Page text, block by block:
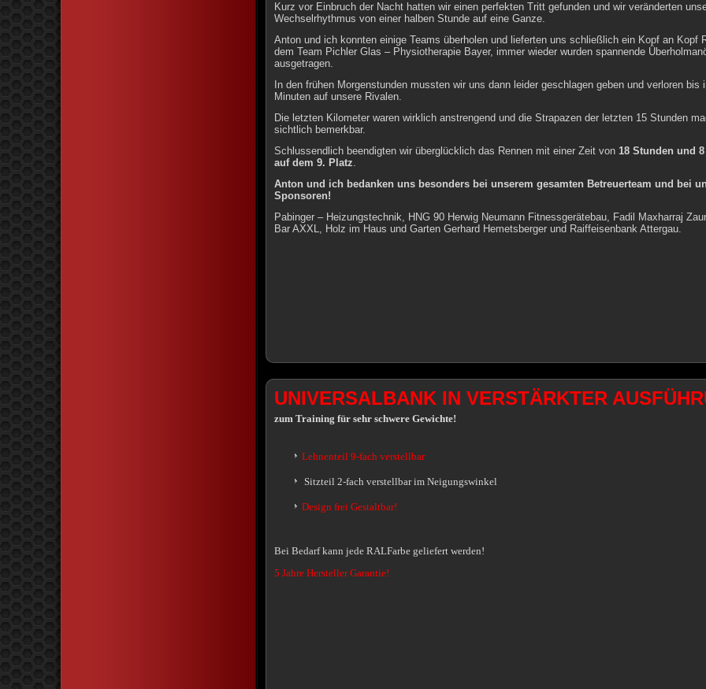
Kurz vor Einbruch der Nacht hatten wir einen perfekten Tritt gefunden und wir veränderten
Wechselrhythmus von einer halben Stunde auf eine Ganze.
Anton und ich konnten einige Teams überholen und lieferten uns schließlich ein Kopf an Kopf
dem Team Pichler Glas – Physiotherapie Bayer, immer wieder wurden spannende
ausgetragen.
In den frühen Morgenstunden mussten wir uns dann leider geschlagen geben und verloren bis
Minuten auf unsere Rivalen.
Die letzten Kilometer waren wirklich anstrengend und die Strapazen der letzten 15 Stunden
sichtlich bemerkbar.
Schlussendlich beendigten wir überglücklich das Rennen mit einer Zeit von 18 Stunden und
auf dem 9. Platz.
Anton und ich bedanken uns besonders bei unserem gesamten Betreuerteam und bei
Sponsoren!
Pabinger – Heizungstechnik, HNG 90 Herwig Neumann Fitnessgerätebau, Fadil Maxharraj
Bar AXXL, Holz im Haus und Garten Gerhard Hemetsberger und Raiffeisenbank Attergau.
UNIVERSALBANK IN VERSTÄRKTER
zum Training für sehr schwere Gewichte!
Lehnenteil 9-fach verstellbar
Sitzteil 2-fach verstellbar im Neigungswinkel
Design frei Gestaltbar!
Bei Bedarf kann jede RALFarbe geliefert werden!
5 Jahre Hersteller Garantie!